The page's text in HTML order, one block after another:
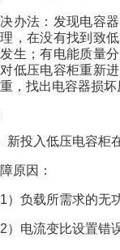
办法：发现电容
，在没有找到致
生；有电能质量
低压电容柜重新
，找出电容器损
新投入低压电容柜
原因：
1）负载所需求的无
2）电流变比设置错